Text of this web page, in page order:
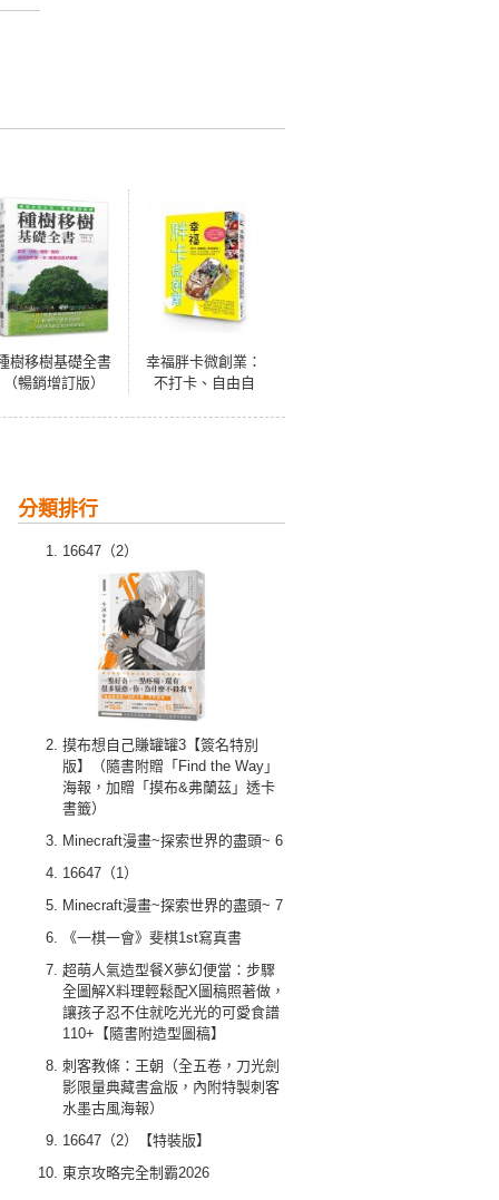
樹移樹基礎全書
（暢銷增訂版）
幸福胖卡微創業：
不打卡、自由自
分類排行
16647（2）
摸布想自己賺罐罐3【簽名特別
版】（隨書附贈「Find the Way」
海報，加贈「摸布&弗蘭茲」透卡
書籤）
Minecraft漫畫~探索世界的盡頭~ 6
16647（1）
Minecraft漫畫~探索世界的盡頭~ 7
《一棋一會》斐棋1st寫真書
超萌人氣造型餐X夢幻便當：步驟
全圖解X料理輕鬆配X圖稿照著做，
讓孩子忍不住就吃光光的可愛食譜
110+【隨書附造型圖稿】
刺客教條：王朝（全五卷，刀光劍
影限量典藏書盒版，內附特製刺客
水墨古風海報）
16647（2）【特裝版】
東京攻略完全制霸2026